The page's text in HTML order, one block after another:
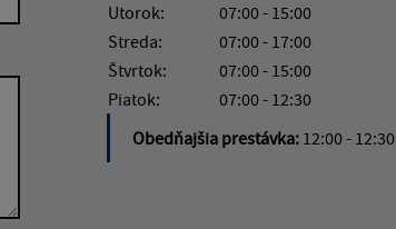
Utorok:
07:00 - 15:00
Streda:
07:00 - 17:00
Štvrtok:
07:00 - 15:00
Piatok:
07:00 - 12:30
Obedňajšia prestávka: 12:00 - 12:30